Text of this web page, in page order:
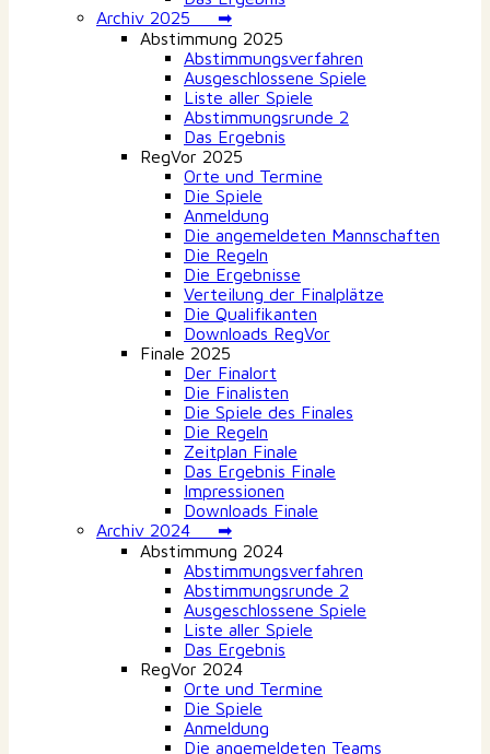
Archiv 2025 ➡
Abstimmung 2025
Abstimmungsverfahren
Ausgeschlossene Spiele
Liste aller Spiele
Abstimmungsrunde 2
Das Ergebnis
RegVor 2025
Orte und Termine
Die Spiele
Anmeldung
Die angemeldeten Mannschaften
Die Regeln
Die Ergebnisse
Verteilung der Finalplätze
Die Qualifikanten
Downloads RegVor
Finale 2025
Der Finalort
Die Finalisten
Die Spiele des Finales
Die Regeln
Zeitplan Finale
Das Ergebnis Finale
Impressionen
Downloads Finale
Archiv 2024 ➡
Abstimmung 2024
Abstimmungsverfahren
Abstimmungsrunde 2
Ausgeschlossene Spiele
Liste aller Spiele
Das Ergebnis
RegVor 2024
Orte und Termine
Die Spiele
Anmeldung
Die angemeldeten Teams